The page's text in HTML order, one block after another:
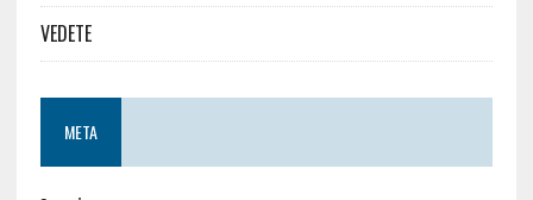
VEDETE
META